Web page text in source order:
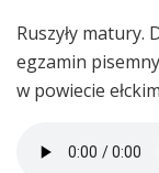
Ruszyły matury.
egzamin
w powiecie